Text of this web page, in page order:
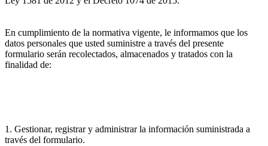
En cumplimiento de la normativa vigente, le informamos que los
datos personales que usted suministre a través del presente
formulario serán recolectados, almacenados y tratados con la
finalidad de:
1. Gestionar, registrar y administrar la información suministrada a
través del formulario.